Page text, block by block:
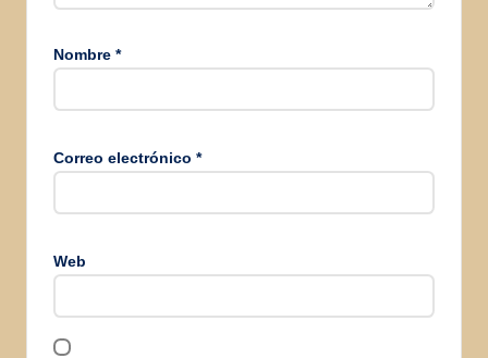
Nombre *
Correo electrónico *
Web